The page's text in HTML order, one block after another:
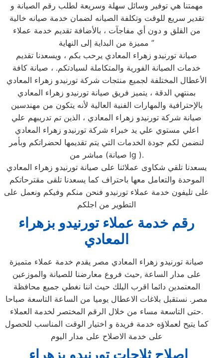
مهمتنا هي توفير وسائل سهلة وسريعة لطلب رقم الصيانة و
تقدير سريع للوقت وتكلفة الصيانه لضمان خدمة صيانه خالية
من القلق و دون أي مفاجآت ، بالأضافة تقديم خدمة عملاء
مميزة من البداية إلى النهاية ”
صيانة تورنيدو زهراء المعادي يرحب بكم ، ويسعدنا تقديم
خدمات الصيانة الفورية والمتكاملة لسيادتكم. ، صيانة كافة
الأعطال المختلفة لجميع منتجات شركة تورنيدو زهراء المعادي
بمنتهي الدقة ، يتميز فريق صيانة تورنيدو زهراء المعادي
بالإحترافية والمهارات الفنية العالية لأنه يتكون من مهندسين
صيانة شركة تورنيدو زهراء المعادي ، الذين تم تدريبهم علي
اعلي مستوي علي يد خبراء شركة تورنيدو زهراء المعادي
لنضمن لكم جودة الخدمات التي يتم تقديمها لحضراتكم وبأمر
مباشر من (صيانة lg ).
يسعدنا تلقي شكاوى عملائنا على صيانة تورنيدو زهراء المعادي
الموحدة والتعامل معها باحتراف كما يسعدنا تلقى مقترحاتكم
على تليفون خدمة عملاء تورنيدو فنحن منكم وفيكم ونعمل على
التطوير من اجلكم
رقم خدمة عملاء تورنيدو بزهراء
المعادي
صيانة تورنيدو زهراء المعادي مصر يقدم خدمة عملاء متميزة
على مدار الساعة ,حيث فروع معارضنا للصيانة والموزعين
المعتمدين دائما اقرب اليلك حيث اننا نغطي جميع محافظة
مصر. نستقبل بلاغات الاعطال يوميا من الساعة التاسعة صباحا
حتى التاسعة مساء من خلال الرقم المختصر لخدمة العملاء.
كما يتيح لعملاؤه خدمة فريدة و اختيار الوقت المناسب للحصول
على خدمة الاصلاح على مدار اليوم